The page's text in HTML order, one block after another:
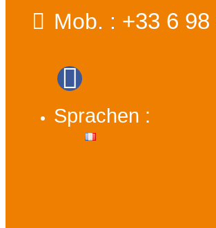
Mob. : +33 6
Sprachen :